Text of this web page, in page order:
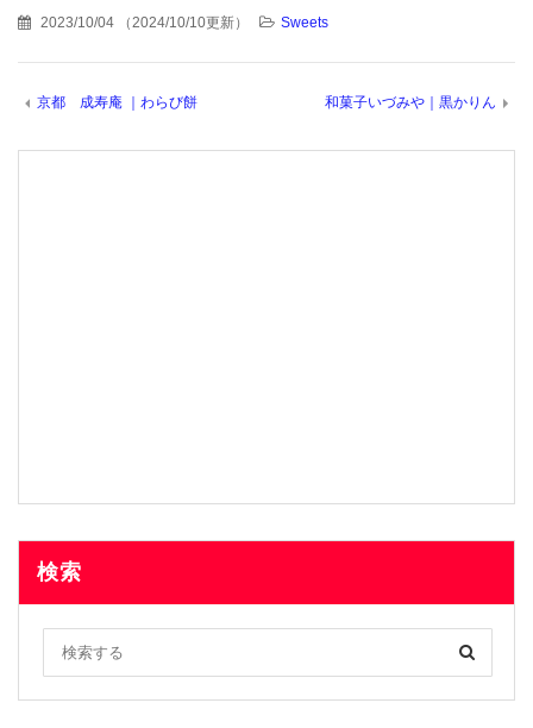
2023/10/04 （ 2024/10/10更新） Sweets
京都 成寿庵 ｜わらび餅 和菓子いづみや｜黒かりん
検索